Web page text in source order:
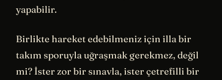
yapabilir.
Birlikte hareket edebilmeniz için illa bir
takım sporuyla uğraşmak gerekmez, değil
mi? İster zor bir sınavla, ister çetrefilli bir